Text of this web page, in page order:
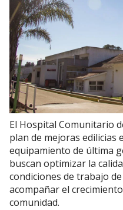
El Hospital Comunitario
plan de mejoras edilicias
equipamiento de última
buscan optimizar la
condiciones de trabajo
acompañar el
comunidad.